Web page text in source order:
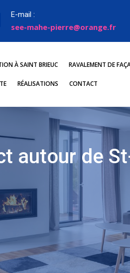
E-mail :
see-mahe-pierre@orange.fr
À SAINT BRIEUC RAVALEMENT DE
RÉALISATIONS CONTACT
autour de